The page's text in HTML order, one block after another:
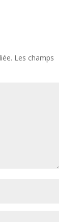
Les champs